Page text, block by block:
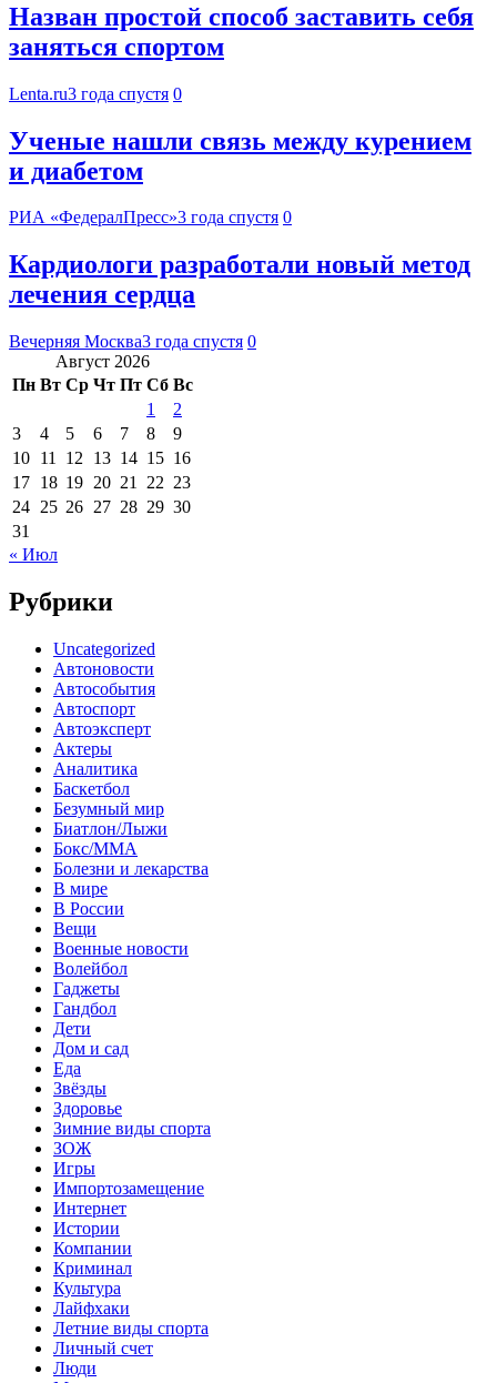
Назван простой способ заставить себя
заняться спортом
Lenta.ru3 года спустя 0
Ученые нашли связь между курением
и диабетом
РИА «ФедералПресс»3 года спустя 0
Кардиологи разработали новый метод
лечения сердца
Вечерняя Москва3 года спустя 0
Август 2026
Пн Вт Ср Чт Пт Сб Вс
1
2
3
4 5 6 7 8
9
10 11 12 13 14 15 16
17 18 19 20 21 22 23
24 25 26 27 28 29 30
31
« Июл
Рубрики
Uncategorized
Автоновости
Автособытия
Автоспорт
Автоэксперт
Актеры
Аналитика
Баскетбол
Безумный мир
Биатлон/Лыжи
Бокс/MMA
Болезни и лекарства
В мире
В России
Вещи
Военные новости
Волейбол
Гаджеты
Гандбол
Дети
Дом и сад
Еда
Звёзды
Здоровье
Зимние виды спорта
ЗОЖ
Игры
Импортозамещение
Интернет
Истории
Компании
Криминал
Культура
Лайфхаки
Летние виды спорта
Личный счет
Люди